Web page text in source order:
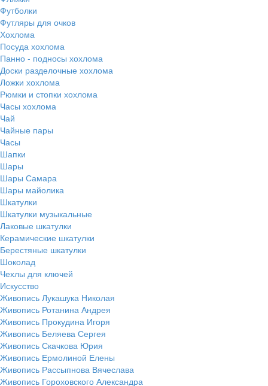
Футболки
Футляры для очков
Хохлома
Посуда хохлома
Панно - подносы хохлома
Доски разделочные хохлома
Ложки хохлома
Рюмки и стопки хохлома
Часы хохлома
Чай
Чайные пары
Часы
Шапки
Шары
Шары Самара
Шары майолика
Шкатулки
Шкатулки музыкальные
Лаковые шкатулки
Керамические шкатулки
Берестяные шкатулки
Шоколад
Чехлы для ключей
Искусство
Живопись Лукашука Николая
Живопись Ротанина Андрея
Живопись Прокудина Игоря
Живопись Беляева Сергея
Живопись Скачкова Юрия
Живопись Ермолиной Елены
Живопись Рассыпнова Вячеслава
Живопись Гороховского Александра